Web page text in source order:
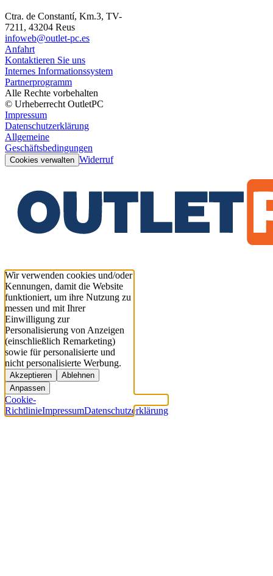
Ctra. de Constantí, Km.3, TV-
7211, 43204 Reus
infoweb@outlet-pc.es
Anfahrt
Kontaktieren Sie uns
Internes Informationssystem
Partnerprogramm
Alle Rechte vorbehalten
© Urheberrecht OutletPC
Impressum
Datenschutzerklärung
Allgemeine
Geschäftsbedingungen
Cookies verwalten Widerruf
Wir verwenden cookies und/oder
Kennungen, damit die Website
funktioniert, um ihre Nutzung zu
messen und mit Ihrer
Einwilligung zur
Personalisierung von Anzeigen
(einschließlich Remarketing)
sowie für personalisierte und
nicht personalisierte Werbung.
Akzeptieren
Ablehnen
Anpassen
Cookie-
RichtlinieImpressumDatenschutzerklärung